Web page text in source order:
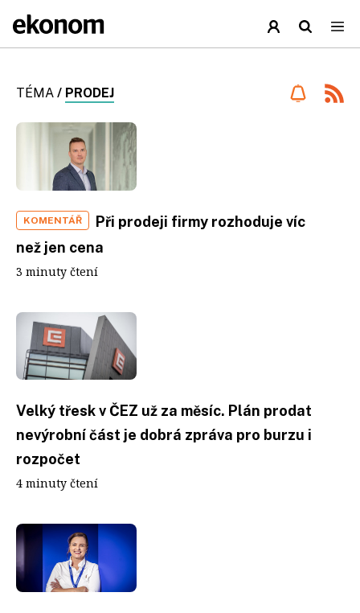
TÉMA / PRODEJ
KOMENTÁŘ
Při prodeji firmy rozhoduje víc
než jen cena
3 minuty čtení
Velký třesk v ČEZ už za měsíc. Plán prodat
nevýrobní část je dobrá zpráva pro burzu i
rozpočet
4 minuty čtení